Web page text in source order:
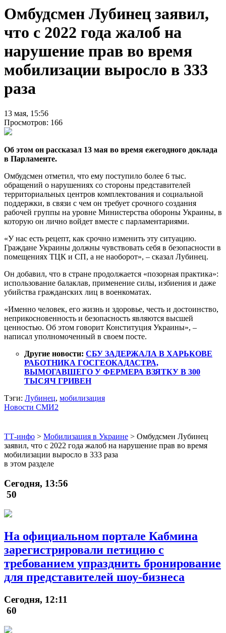
Омбудсмен Лубинец заявил,
что с 2022 года жалоб на
нарушение прав во время
мобилизации выросло в 333
раза
13 мая, 15:56
Просмотров: 166
Об этом он рассказал 13 мая во время ежегодного доклада
в Парламенте.
Омбудсмен отметил, что ему поступило более 6 тыс.
обращений о нарушениях со стороны представителей
территориальных центров комплектования и социальной
поддержки, в связи с чем он требует срочного создания
рабочей группы на уровне Министерства обороны Украины, в
которую он лично войдет вместе с парламентариями.
«У нас есть рецепт, как срочно изменить эту ситуацию.
Граждане Украины должны чувствовать себя в безопасности в
помещениях ТЦК и СП, а не наоборот», – сказал Лубинец.
Он добавил, что в стране продолжается «позорная практика»:
использование балаклав, применение силы, избиения и даже
убийства гражданских лиц в военкоматах.
«Именно человек, его жизнь и здоровье, честь и достоинство,
неприкосновенность и безопасность являются высшей
ценностью. Об этом говорит Конституция Украины», –
написал уполномоченный в своем посте.
Другие новости: СБУ ЗАДЕРЖАЛА В ХАРЬКОВЕ
РАБОТНИКА ГОСГЕОКАДАСТРА,
ВЫМОГАВШЕГО У ФЕРМЕРА ВЗЯТКУ В 300
ТЫСЯЧ ГРИВЕН
Тэги: Лубинец, мобилизация
Новости СМИ2
ТТ-инфо > Мобилизация в Украине > Омбудсмен Лубинец
заявил, что с 2022 года жалоб на нарушение прав во время
мобилизации выросло в 333 раза
в этом разделе
Сегодня, 13:56
50
На официальном портале Кабмина
зарегистрировали петицию с
требованием упразднить бронирование
для представителей шоу-бизнеса
Сегодня, 12:11
60